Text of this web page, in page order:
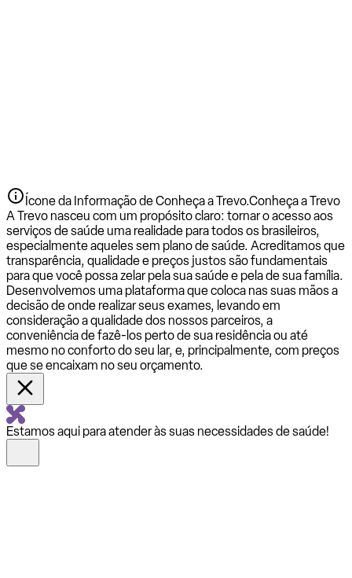
Ícone da Informação de Conheça a Trevo.Conheça a Trevo
A Trevo nasceu com um propósito claro: tornar o acesso aos
serviços de saúde uma realidade para todos os brasileiros,
especialmente aqueles sem plano de saúde. Acreditamos que
transparência, qualidade e preços justos são fundamentais
para que você possa zelar pela sua saúde e pela de sua família.
Desenvolvemos uma plataforma que coloca nas suas mãos a
decisão de onde realizar seus exames, levando em
consideração a qualidade dos nossos parceiros, a
conveniência de fazê-los perto de sua residência ou até
mesmo no conforto do seu lar, e, principalmente, com preços
que se encaixam no seu orçamento.
Estamos aqui para atender às suas necessidades de saúde!